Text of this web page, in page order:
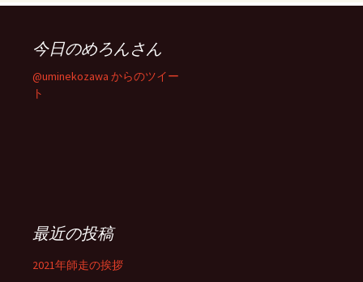
今日のめろんさん
@uminekozawa からのツイー
ト
最近の投稿
2021年師走の挨拶